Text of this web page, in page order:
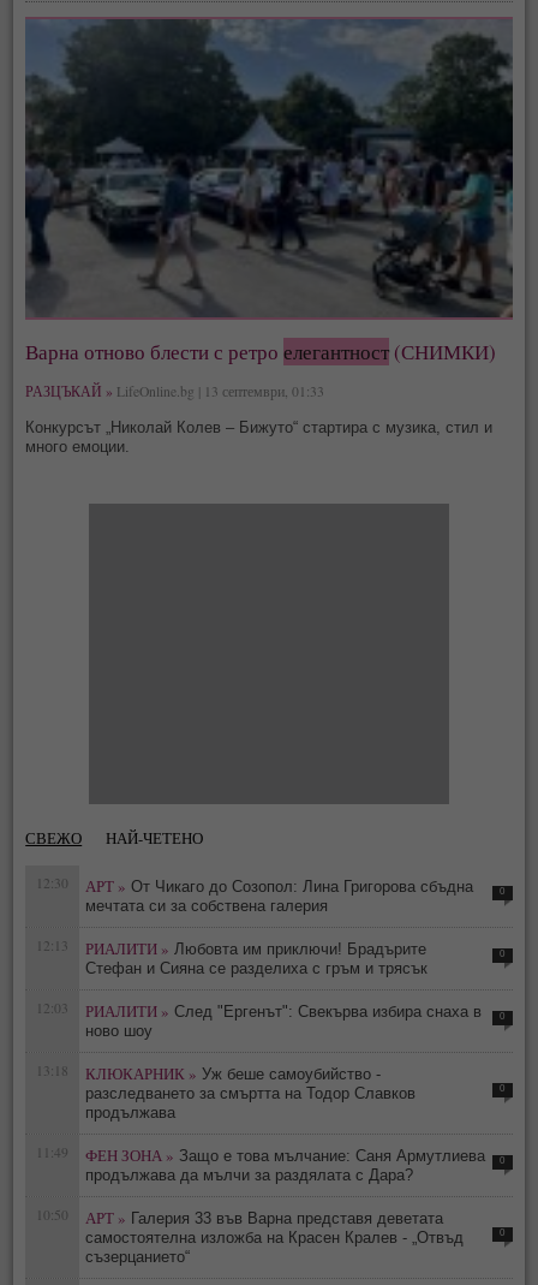
Варна отново блести с ретроелегантност (СНИМКИ)
РАЗЦЪКАЙ » LifeOnline.bg | 13 септември, 01:33
Конкурсът „Николай Колев – Бижуто“ стартира с музика, стил и
много емоции.
СВЕЖО НАЙ-ЧЕТЕНО
12:30 АРТ » От Чикаго до Созопол: Лина Григорова сбъдна
мечтата си за собствена галерия
0
12:13 РИАЛИТИ » Любовта им приключи! Брадърите
Стефан и Сияна се разделиха с гръм и трясък
0
12:03 РИАЛИТИ » След "Ергенът": Свекърва избира снаха в
ново шоу
0
13:18 КЛЮКАРНИК » Уж беше самоубийство -
разследването за смъртта на Тодор Славков
продължава
0
11:49 ФЕН ЗОНА » Защо е това мълчание: Саня Армутлиева
продължава да мълчи за раздялата с Дара?
0
10:50 АРТ » Галерия 33 във Варна представя деветата
самостоятелна изложба на Красен Кралев - „Отвъд
съзерцанието“
0